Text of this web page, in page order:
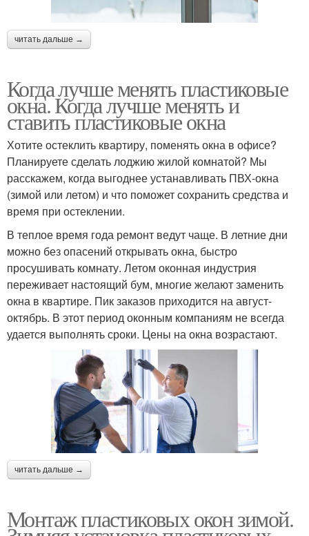
читать дальше →
Когда лучше менять пластиковые
окна. Когда лучше менять и
ставить пластиковые окна
Хотите остеклить квартиру, поменять окна в офисе?
Планируете сделать лоджию жилой комнатой? Мы
расскажем, когда выгоднее устанавливать ПВХ-окна
(зимой или летом) и что поможет сохранить средства и
время при остеклении.
В теплое время года ремонт ведут чаще. В летние дни
можно без опасений открывать окна, быстро
просушивать комнату. Летом оконная индустрия
переживает настоящий бум, многие желают заменить
окна в квартире. Пик заказов приходится на август-
октябрь. В этот период оконным компаниям не всегда
удается выполнять сроки. Цены на окна возрастают.
читать дальше →
Монтаж пластиковых окон зимой.